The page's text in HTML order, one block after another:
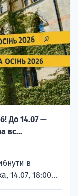
До 14.07 —
вс...
в
14.07, 18:00...